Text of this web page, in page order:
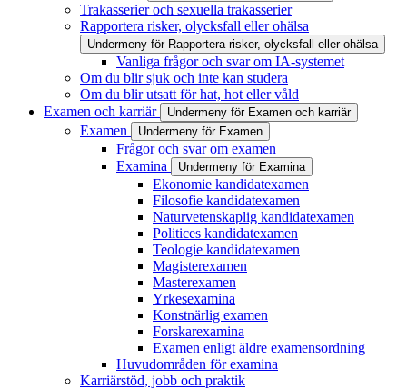
Trakasserier och sexuella trakasserier
Rapportera risker, olycksfall eller ohälsa
Undermeny för Rapportera risker, olycksfall eller ohälsa
Vanliga frågor och svar om IA-systemet
Om du blir sjuk och inte kan studera
Om du blir utsatt för hat, hot eller våld
Examen och karriär
Undermeny för Examen och karriär
Examen Undermeny för Examen
Frågor och svar om examen
Examina
Undermeny för Examina
Ekonomie kandidatexamen
Filosofie kandidatexamen
Naturvetenskaplig kandidatexamen
Politices kandidatexamen
Teologie kandidatexamen
Magisterexamen
Masterexamen
Yrkesexamina
Konstnärlig examen
Forskarexamina
Examen enligt äldre examensordning
Huvudområden för examina
Karriärstöd, jobb och praktik